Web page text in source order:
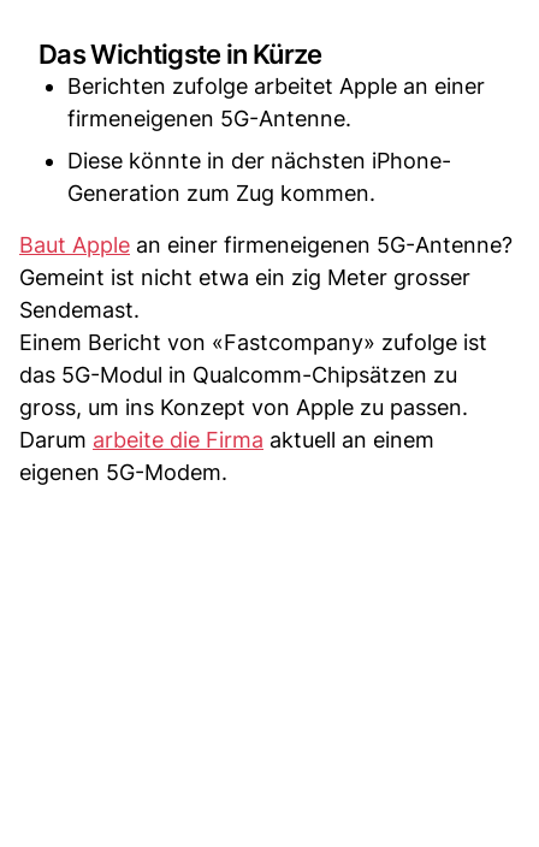
Das Wichtigste in Kürze
Berichten zufolge arbeitet Apple an einer
firmeneigenen 5G-Antenne.
Diese könnte in der nächsten iPhone-
Generation zum Zug kommen.
Baut Apple an einer firmeneigenen 5G-Antenne?
Gemeint ist nicht etwa ein zig Meter grosser
Sendemast.
Einem Bericht von «Fastcompany» zufolge ist
das 5G-Modul in Qualcomm-Chipsätzen zu
gross, um ins Konzept von Apple zu passen.
Darum arbeite die Firma aktuell an einem
eigenen 5G-Modem.